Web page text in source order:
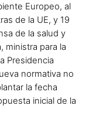
Europeo, al
de la UE, y 19
de la salud y
ministra para la
Presidencia
normativa no
la fecha
inicial de la